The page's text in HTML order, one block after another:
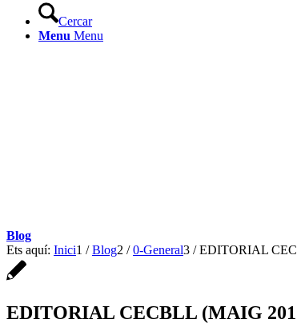
Cercar
Menu Menu
Blog
Ets aquí: Inici1 / Blog2 / 0-General3 / EDITORIAL
EDITORIAL CECBLL (MAIG